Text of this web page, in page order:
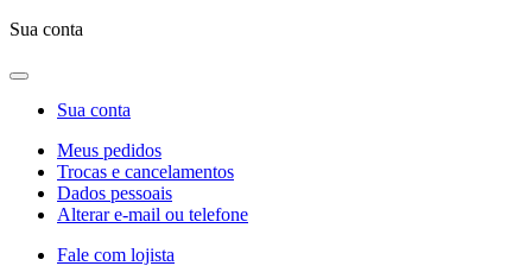
Sua conta
Sua conta
Meus pedidos
Trocas e cancelamentos
Dados pessoais
Alterar e-mail ou telefone
Fale com lojista